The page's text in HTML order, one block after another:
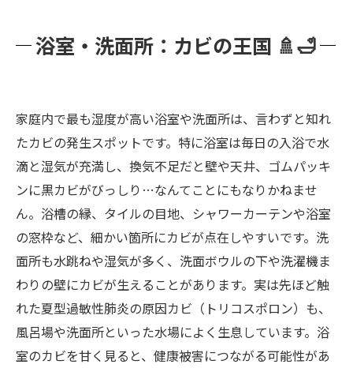
浴室・洗面所：カビの王国 🚿🛁
家庭内で最も湿度が高い浴室や洗面所は、言わずと知れ
たカビの発生スポットです。特に浴室は毎日の入浴で水
滴と湿気が充満し、換気不足だと壁や天井、ゴムパッキ
ンに黒カビがびっしり…なんてことにもなりかねませ
ん。浴槽の縁、タイルの目地、シャワーカーテンや浴室
の窓枠など、細かい箇所にカビが点在しやすいです。洗
面所も水跳ねや湿気が多く、洗面ボウルの下や洗濯機ま
わりの壁にカビが生えることがあります。実は先ほど触
れた夏型過敏性肺炎の原因カビ（トリコスポロン）も、
風呂場や洗面所といった水場によく生息しています。浴
室のカビを甘く見ると、健康被害につながる可能性があ